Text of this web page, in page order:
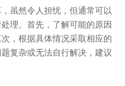
然令人担忧，但通常可以
理。首先，了解可能的原因
，根据具体情况采取相应的
复杂或无法自行解决，建议